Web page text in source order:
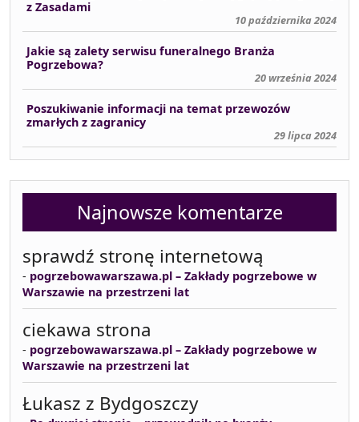
z Zasadami
10 października 2024
Jakie są zalety serwisu funeralnego Branża
Pogrzebowa?
20 września 2024
Poszukiwanie informacji na temat przewozów
zmarłych z zagranicy
29 lipca 2024
Najnowsze komentarze
sprawdź stronę internetową
- pogrzebowawarszawa.pl – Zakłady pogrzebowe w
Warszawie na przestrzeni lat
ciekawa strona
- pogrzebowawarszawa.pl – Zakłady pogrzebowe w
Warszawie na przestrzeni lat
Łukasz z Bydgoszczy